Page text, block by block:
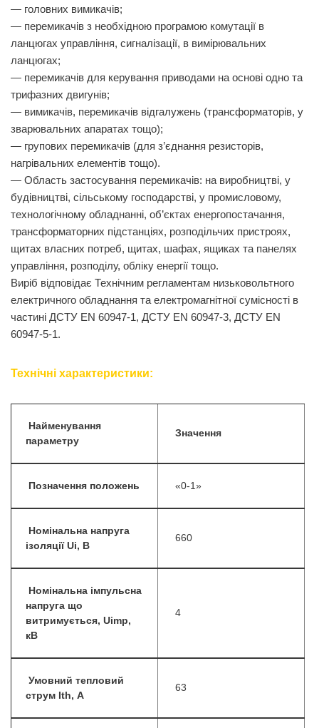
— головних вимикачів;
— перемикачів з необхідною програмою комутації в
ланцюгах управління, сигналізації, в вимірювальних
ланцюгах;
— перемикачів для керування приводами на основі одно та
трифазних двигунів;
— вимикачів, перемикачів відгалужень (трансформаторів, у
зварювальних апаратах тощо);
— групових перемикачів (для з’єднання резисторів,
нагрівальних елементів тощо).
— Область застосування перемикачів: на виробництві, у
будівництві, сільському господарстві, у промисловому,
технологічному обладнанні, об’єктах енергопостачання,
трансформаторних підстанціях, розподільчих пристроях,
щитах власних потреб, щитах, шафах, ящиках та панелях
управління, розподілу, обліку енергії тощо.
Виріб відповідає Технічним регламентам низьковольтного
електричного обладнання та електромагнітної сумісності в
частині ДСТУ EN 60947-1, ДСТУ EN 60947-3, ДСТУ EN
60947-5-1.
Технічні характеристики:
Найменування
параметру
Значення
Позначення положень «0-1»
Номінальна напруга
ізоляції Ui, B
660
Номінальна імпульсна
напруга що
витримується, Uimp,
кВ
4
Умовний тепловий
струм Ith, А
63